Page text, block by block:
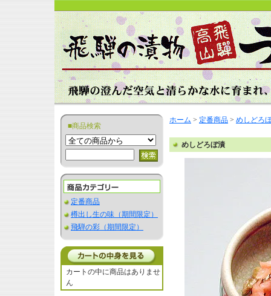
■商品検索
定番商品
樽出し生の味（期間限定）
飛騨の彩（期間限定）
カートの中に商品はありませ
ん
ホーム > 定番商品 > めしどろ
めしどろぼ漬